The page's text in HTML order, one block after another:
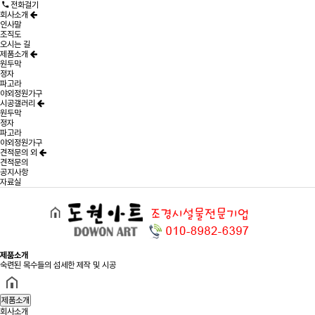
전화걸기
회사소개
인사말
조직도
오시는 길
제품소개
원두막
정자
파고라
야외정원가구
시공갤러리
원두막
정자
파고라
야외정원가구
견적문의 외
견적문의
공지사항
자료실
제품소개
숙련된 목수들의 섬세한 제작 및 시공
제품소개
회사소개